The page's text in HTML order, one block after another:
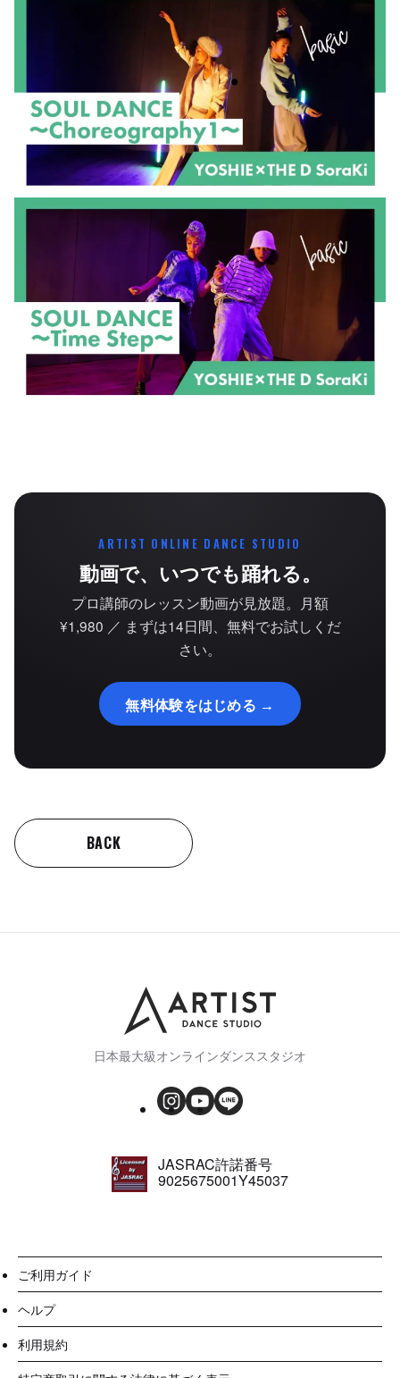
ARTIST ONLINE DANCE STUDIO
動画で、いつでも踊れる。
プロ講師のレッスン動画が見放題。月額
¥1,980 ／ まずは14日間、無料でお試しくだ
さい。
無料体験をはじめる →
BACK
日本最大級オンラインダンススタジオ
JASRAC許諾番号
9025675001Y45037
ご利用ガイド
ヘルプ
利用規約